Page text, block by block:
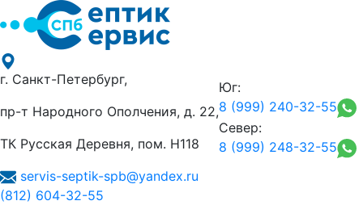
г. Санкт-Петербург,
пр-т Народного Ополчения, д. 22,
ТК Русская Деревня, пом. Н118
servis-septik-spb@yandex.ru
Юг:
8 (999) 240-32-55
Север:
8 (999) 248-32-55
(812) 604-32-55